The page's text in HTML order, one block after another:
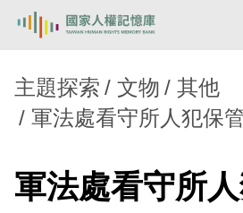
熱門關鍵字：陳孟和 李舜治
主題探索
主題探索 文物
其他
軍法處看守所人犯保
軍法處看守所